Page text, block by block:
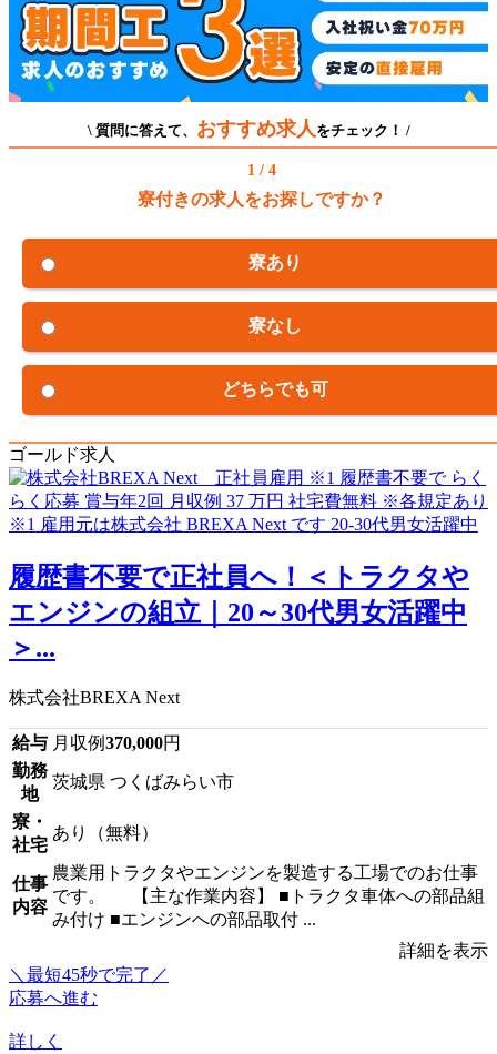
\ 質問に答えて、 おすすめ求人 をチェック！ /
1 / 4
寮付きの求人をお探しですか？
寮あり
寮なし
どちらでも可
ゴールド求人
履歴書不要で正社員へ！＜トラクタや
エンジンの組立｜20～30代男女活躍中
＞...
株式会社BREXA Next
給与 月収例370,000円
勤務
地
茨城県 つくばみらい市
寮・
社宅
あり（無料）
仕事
内容
農業用トラクタやエンジンを製造する工場でのお仕事
です。 【主な作業内容】 ■トラクタ車体への部品組
み付け ■エンジンへの部品取付 ...
詳細を表示
＼最短45秒で完了／
応募へ進む
詳しく